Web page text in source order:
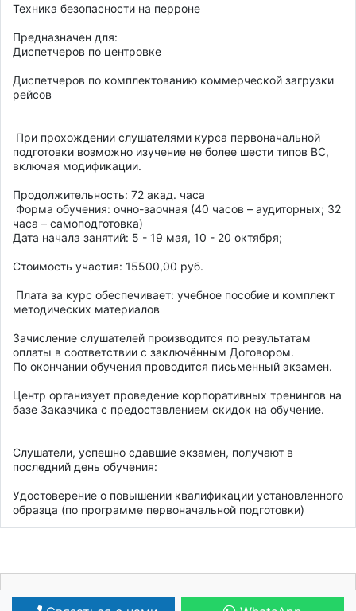
Техника безопасности на перроне
Предназначен для:
Диспетчеров по центровке
Диспетчеров по комплектованию коммерческой загрузки
рейсов
подготовки возможно изучение не более шести типов ВС,
включая модификации.
Продолжительность: 72 акад. часа
часа – самоподготовка)
Дата начала занятий: 5 - 19 мая, 10 - 20 октября;
Стоимость участия: 15500,00 руб.
методических материалов
Зачисление слушателей производится по результатам
оплаты в соответствии с заключённым Договором.
По окончании обучения проводится письменный экзамен.
Центр организует проведение корпоративных тренингов на
базе Заказчика с предоставлением скидок на обучение.
Слушатели, успешно сдавшие экзамен, получают в
последний день обучения:
Удостоверение о повышении квалификации установленного
образца (по программе первоначальной подготовки)
Ваша реклама может быть здесь!